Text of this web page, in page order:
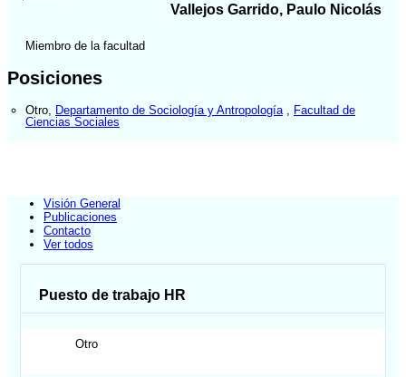
Vallejos Garrido, Paulo Nicolás
Miembro de la facultad
Posiciones
Otro Departamento de Sociología y Antropología
Facultad de
Ciencias Sociales
Visión General
Publicaciones
Contacto
Ver todos
Puesto de trabajo HR
Otro